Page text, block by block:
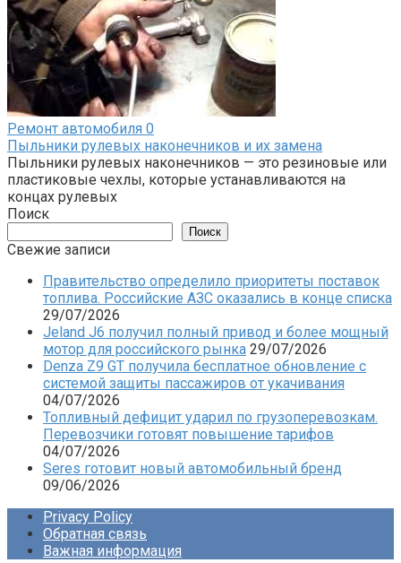
Ремонт автомобиля 0
Пыльники рулевых наконечников и их замена
Пыльники рулевых наконечников — это резиновые или
пластиковые чехлы, которые устанавливаются на
концах рулевых
Поиск
Поиск
Свежие записи
Правительство определило приоритеты поставок
топлива. Российские АЗС оказались в конце списка
29/07/2026
Jeland J6 получил полный привод и более мощный
мотор для российского рынка 29/07/2026
Denza Z9 GT получила бесплатное обновление с
системой защиты пассажиров от укачивания
04/07/2026
Топливный дефицит ударил по грузоперевозкам.
Перевозчики готовят повышение тарифов
04/07/2026
Seres готовит новый автомобильный бренд
09/06/2026
Privacy Policy
Обратная связь
Важная информация